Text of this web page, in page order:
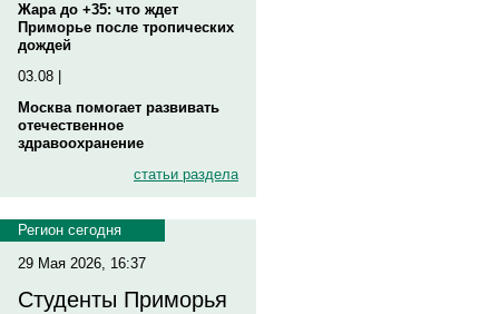
Жара до +35: что ждет
Приморье после тропических
дождей
03.08 |
Москва помогает развивать
отечественное
здравоохранение
статьи раздела
Регион сегодня
29 Мая 2026, 16:37
Студенты Приморья